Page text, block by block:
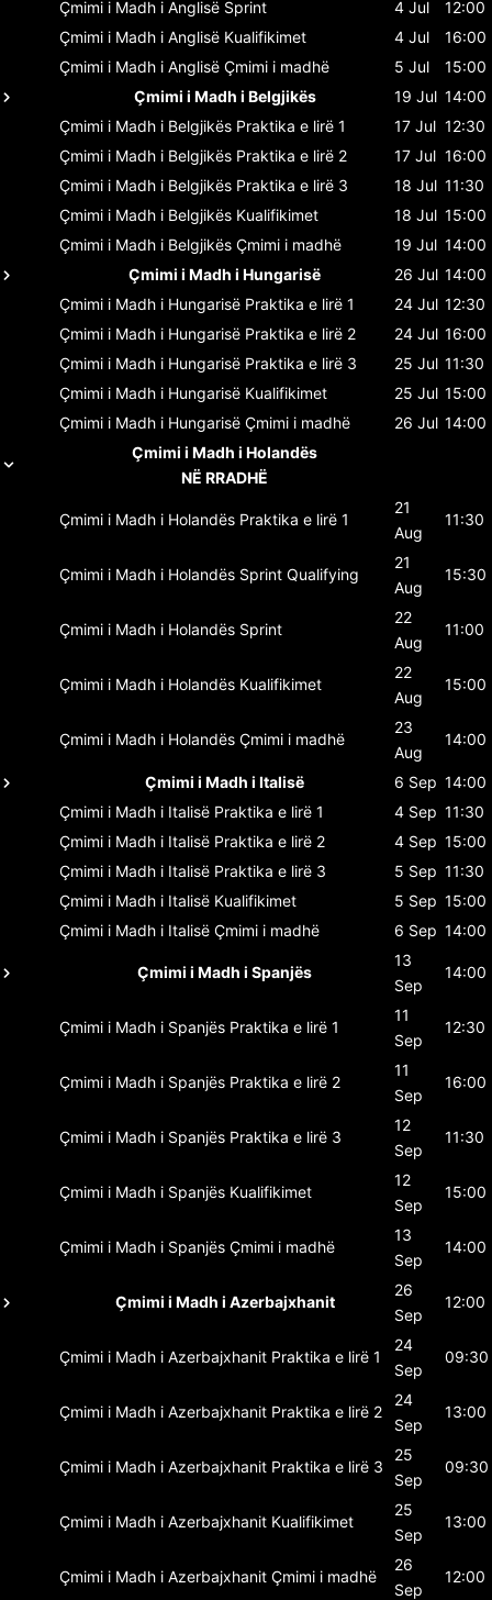
Çmimi i Madh i Anglisë Sprint 4 Jul
12:00
Çmimi i Madh i Anglisë Kualifikimet 4 Jul
16:00
Çmimi i Madh i Anglisë Çmimi i madhë 5 Jul
15:00
Çmimi i Madh i Belgjikës
19 Jul 14:00
Çmimi i Madh i Belgjikës Praktika e lirë 1 17 Jul 12:30
Çmimi i Madh i Belgjikës Praktika e lirë 2 17 Jul 16:00
Çmimi i Madh i Belgjikës Praktika e lirë 3 18 Jul 11:30
Çmimi i Madh i Belgjikës Kualifikimet 18 Jul 15:00
Çmimi i Madh i Belgjikës Çmimi i madhë 19 Jul 14:00
Çmimi i Madh i Hungarisë
26 Jul 14:00
Çmimi i Madh i Hungarisë Praktika e lirë 1 24 Jul 12:30
Çmimi i Madh i Hungarisë Praktika e lirë 2 24 Jul 16:00
Çmimi i Madh i Hungarisë Praktika e lirë 3 25 Jul 11:30
Çmimi i Madh i Hungarisë Kualifikimet 25 Jul 15:00
Çmimi i Madh i Hungarisë Çmimi i madhë 26 Jul 14:00
Çmimi i Madh i Holandës
NË RRADHË
Çmimi i Madh i Holandës Praktika e lirë 1
21
Aug
11:30
Çmimi i Madh i Holandës Sprint Qualifying
21
Aug
15:30
Çmimi i Madh i Holandës Sprint
22
Aug
11:00
Çmimi i Madh i Holandës Kualifikimet
22
Aug
15:00
Çmimi i Madh i Holandës Çmimi i madhë
23
Aug
14:00
Çmimi i Madh i Italisë 6 Sep 14:00
Çmimi i Madh i Italisë Praktika e lirë 1 4 Sep 11:30
Çmimi i Madh i Italisë Praktika e lirë 2 4 Sep 15:00
Çmimi i Madh i Italisë Praktika e lirë 3 5 Sep 11:30
Çmimi i Madh i Italisë Kualifikimet 5 Sep 15:00
Çmimi i Madh i Italisë Çmimi i madhë 6 Sep 14:00
Çmimi i Madh i Spanjës
13
Sep
14:00
Çmimi i Madh i Spanjës Praktika e lirë 1
11
Sep
12:30
Çmimi i Madh i Spanjës Praktika e lirë 2
11
Sep
16:00
Çmimi i Madh i Spanjës Praktika e lirë 3
12
Sep
11:30
Çmimi i Madh i Spanjës Kualifikimet
12
Sep
15:00
Çmimi i Madh i Spanjës Çmimi i madhë
13
Sep
14:00
Çmimi i Madh i Azerbajxhanit
26
Sep
12:00
Çmimi i Madh i Azerbajxhanit Praktika e lirë 1
24
Sep
09:30
Çmimi i Madh i Azerbajxhanit Praktika e lirë 2
24
Sep
13:00
Çmimi i Madh i Azerbajxhanit Praktika e lirë 3
25
Sep
09:30
Çmimi i Madh i Azerbajxhanit Kualifikimet
25
Sep
13:00
Çmimi i Madh i Azerbajxhanit Çmimi i madhë
26
Sep
12:00